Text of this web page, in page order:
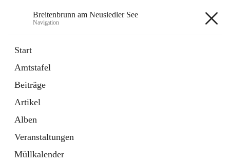
Breitenbrunn am Neusiedler See
Navigation
Start
Amtstafel
Beiträge
Artikel
Alben
Veranstaltungen
Müllkalender
18 Schnellzugriffe
Gemeindeservice